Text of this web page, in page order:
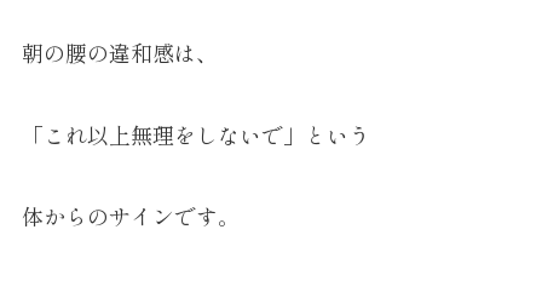
朝の腰の違和感は、
「これ以上無理をしないで」という
体からのサインです。